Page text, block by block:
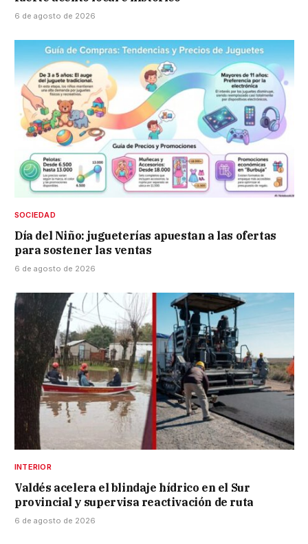
6 de agosto de 2026
SOCIEDAD
Día del Niño: jugueterías apuestan a las ofertas
para sostener las ventas
6 de agosto de 2026
INTERIOR
Valdés acelera el blindaje hídrico en el Sur
provincial y supervisa reactivación de ruta
6 de agosto de 2026